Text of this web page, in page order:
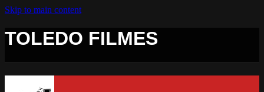
Skip to main content
TOLEDO FILMES